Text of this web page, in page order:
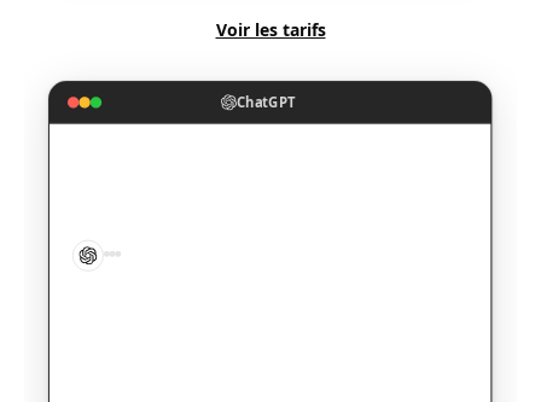
Voir les tarifs
ChatGPT